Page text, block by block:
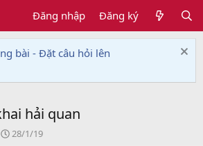
Đăng nhập Đăng ký
bài - Đặt câu hỏi lên
hải quan
N
28/1/19